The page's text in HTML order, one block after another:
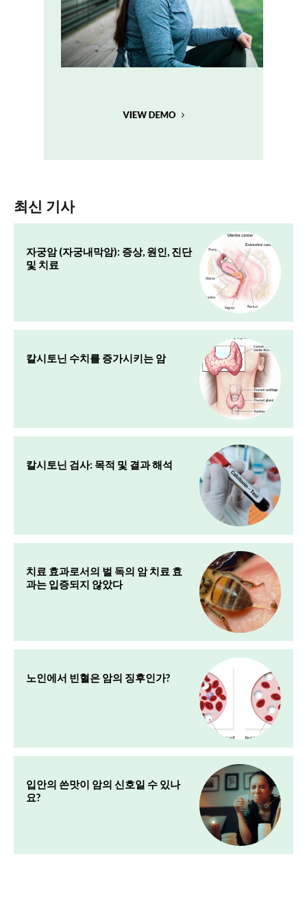
최신 기사
자궁암 (자궁내막암): 증상, 원인, 진단
및 치료
칼시토닌 수치를 증가시키는 암
칼시토닌 검사: 목적 및 결과 해석
치료 효과로서의 벌 독의 암 치료 효
과는 입증되지 않았다
노인에서 빈혈은 암의 징후인가?
입안의 쓴맛이 암의 신호일 수 있나
요?